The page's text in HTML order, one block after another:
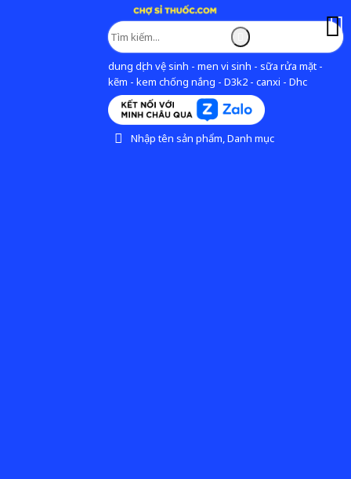
dung dịch vệ sinh - men vi sinh - sữa rửa mặt -
kẽm - kem chống nắng - D3k2 - canxi - Dhc
Nhập tên sản phẩm, Danh mục